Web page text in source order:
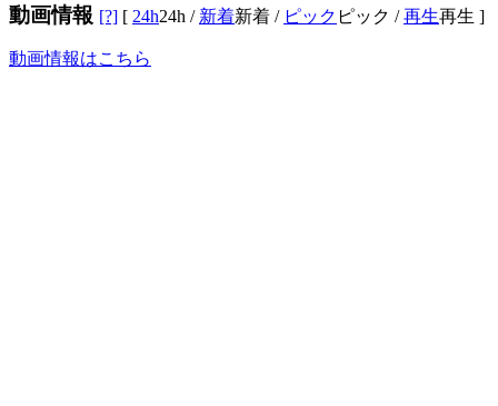
動画情報 [?] [ 24h24h / 新着新着 / ピック ピック /再生再生 ]
動画情報はこちら